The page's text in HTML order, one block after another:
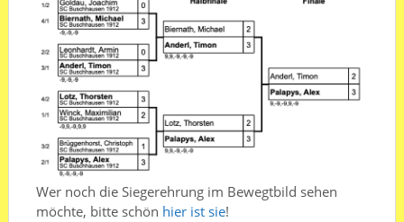
Wer noch die Siegerehrung im Bewegtbild sehen
möchte, bitte schön hier ist sie!